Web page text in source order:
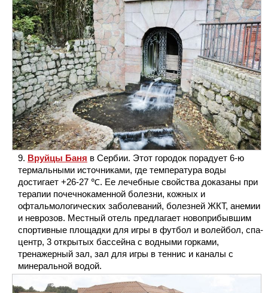
Вруйцы Баня в Сербии. Этот городок порадует 6-ю
термальными источниками, где температура воды
достигает +26-27 ℃. Ее лечебные свойства доказаны при
терапии почечнокаменной болезни, кожных и
офтальмологических заболеваний, болезней ЖКТ, анемии
и неврозов. Местный отель предлагает новоприбывшим
спортивные площадки для игры в футбол и волейбол, спа-
центр, 3 открытых бассейна с водными горками,
тренажерный зал, зал для игры в теннис и каналы с
минеральной водой.